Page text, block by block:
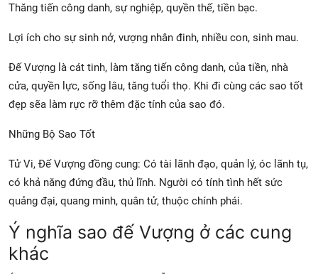
Thăng tiến công danh, sự nghiệp, quyền thế, tiền bạc.
Lợi ích cho sự sinh nở, vượng nhân đinh, nhiều con, sinh mau.
Đế Vượng là cát tinh, làm tăng tiến công danh, của tiền, nhà
cửa, quyền lực, sống lâu, tăng tuổi thọ. Khi đi cùng các sao tốt
đẹp sẽa làm rực rỡ thêm đặc tính của sao đó.
Những Bộ Sao Tốt
Tử Vi, Đế Vượng đồng cung: Có tài lãnh đạo, quản lý, óc lãnh tụ,
có khả năng đứng đầu, thủ lĩnh. Người có tính tình hết sức
quảng đại, quang minh, quân tử, thuộc chính phái.
Ý nghĩa sao đế Vượng ở các cung
khác